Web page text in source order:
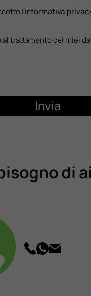
l'informativa
al trattamento dei miei
Invia
di